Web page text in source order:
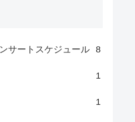
サートスケジュール 8
1
1